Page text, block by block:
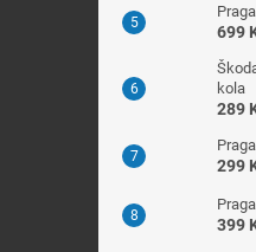
699
kola
289
299
399